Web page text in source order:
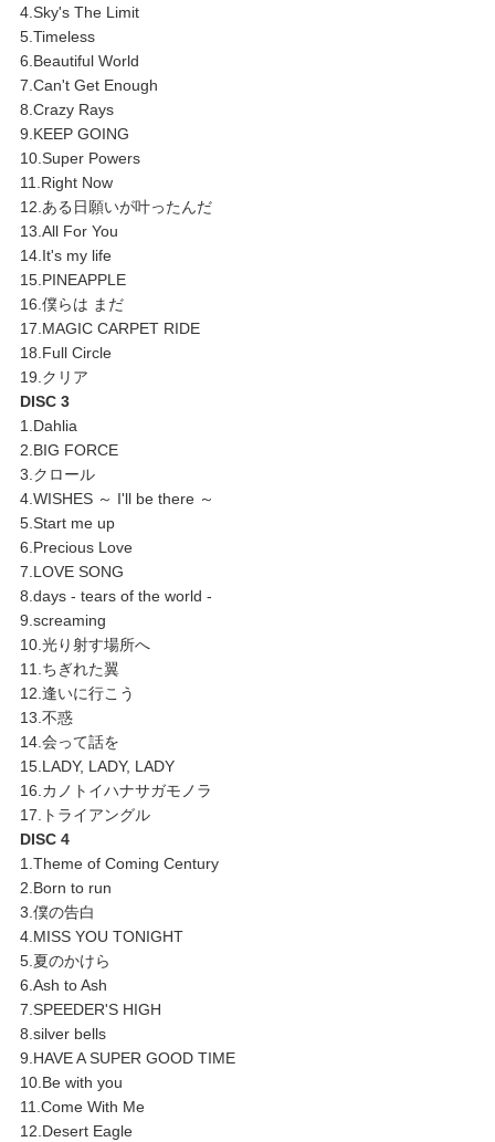
4.Sky's The Limit
5.Timeless
6.Beautiful World
7.Can't Get Enough
8.Crazy Rays
9.KEEP GOING
10.Super Powers
11.Right Now
12.ある日願いが叶ったんだ
13.All For You
14.It's my life
15.PINEAPPLE
16.僕らは まだ
17.MAGIC CARPET RIDE
18.Full Circle
19.クリア
DISC 3
1.Dahlia
2.BIG FORCE
3.クロール
4.WISHES ～ I'll be there ～
5.Start me up
6.Precious Love
7.LOVE SONG
8.days - tears of the world -
9.screaming
10.光り射す場所へ
11.ちぎれた翼
12.逢いに行こう
13.不惑
14.会って話を
15.LADY, LADY, LADY
16.カノトイハナサガモノラ
17.トライアングル
DISC 4
1.Theme of Coming Century
2.Born to run
3.僕の告白
4.MISS YOU TONIGHT
5.夏のかけら
6.Ash to Ash
7.SPEEDER'S HIGH
8.silver bells
9.HAVE A SUPER GOOD TIME
10.Be with you
11.Come With Me
12.Desert Eagle